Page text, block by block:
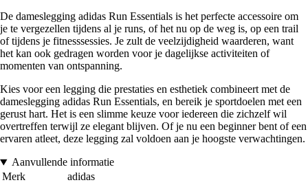
De dameslegging adidas Run Essentials is het perfecte accessoire om
je te vergezellen tijdens al je runs, of het nu op de weg is, op een trail
of tijdens je fitnesssessies. Je zult de veelzijdigheid waarderen, want
het kan ook gedragen worden voor je dagelijkse activiteiten of
momenten van ontspanning.
Kies voor een legging die prestaties en esthetiek combineert met de
dameslegging adidas Run Essentials, en bereik je sportdoelen met een
gerust hart. Het is een slimme keuze voor iedereen die zichzelf wil
overtreffen terwijl ze elegant blijven. Of je nu een beginner bent of een
ervaren atleet, deze legging zal voldoen aan je hoogste verwachtingen.
Aanvullende informatie
Merk
adidas